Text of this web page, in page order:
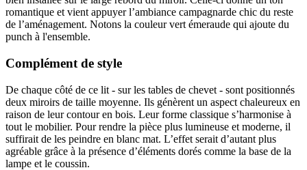
romantique et vient appuyer l’ambiance campagnarde chic du reste
de l’aménagement. Notons la couleur vert émeraude qui ajoute du
punch à l'ensemble.
Complément de style
De chaque côté de ce lit - sur les tables de chevet - sont positionnés
deux miroirs de taille moyenne. Ils génèrent un aspect chaleureux en
raison de leur contour en bois. Leur forme classique s’harmonise à
tout le mobilier. Pour rendre la pièce plus lumineuse et moderne, il
suffirait de les peindre en blanc mat. L’effet serait d’autant plus
agréable grâce à la présence d’éléments dorés comme la base de la
lampe et le coussin.